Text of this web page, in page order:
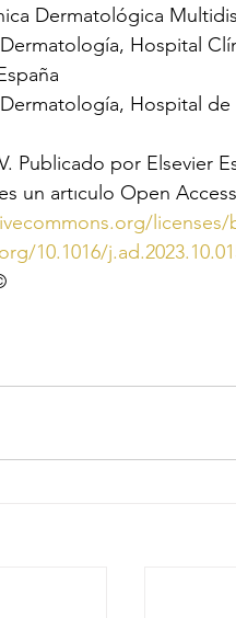
Dermatológica
Hospital
Hospital
Publicado por Elsevier
un artıculo Open
licenses/
10.1016/